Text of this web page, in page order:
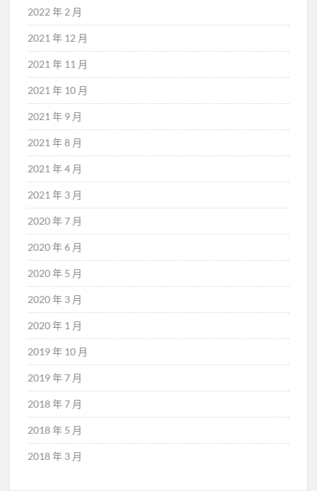
2022 年 2 月
2021 年 12 月
2021 年 11 月
2021 年 10 月
2021 年 9 月
2021 年 8 月
2021 年 4 月
2021 年 3 月
2020 年 7 月
2020 年 6 月
2020 年 5 月
2020 年 3 月
2020 年 1 月
2019 年 10 月
2019 年 7 月
2018 年 7 月
2018 年 5 月
2018 年 3 月